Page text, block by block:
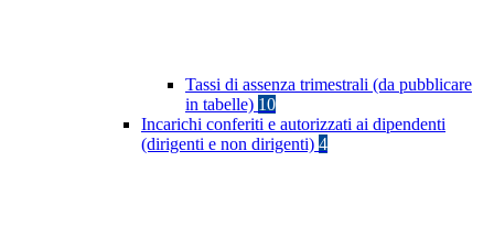
Tassi di assenza trimestrali (da pubblicare
in tabelle) 10
Incarichi conferiti e autorizzati ai dipendenti
(dirigenti e non dirigenti) 4